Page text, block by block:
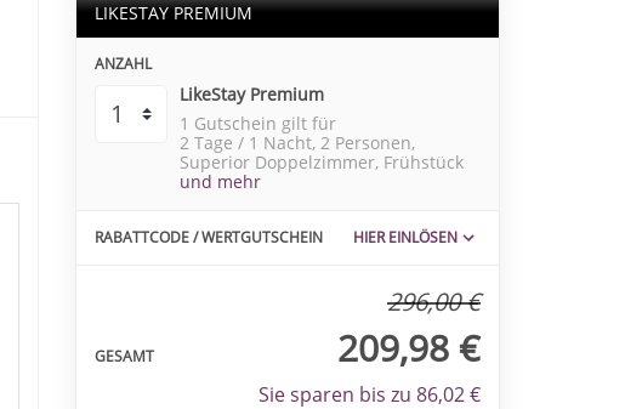
LIKESTAY PREMIUM
ANZAHL
LikeStay Premium
1 Gutschein gilt für
2 Tage / 1 Nacht 2 Personen
Superior Doppelzimmer Frühstück
und mehr
RABATTCODE / WERTGUTSCHEIN HIER EINLÖSEN
296,00 €
GESAMT 209,98 €
Sie sparen bis zu 86,02 €